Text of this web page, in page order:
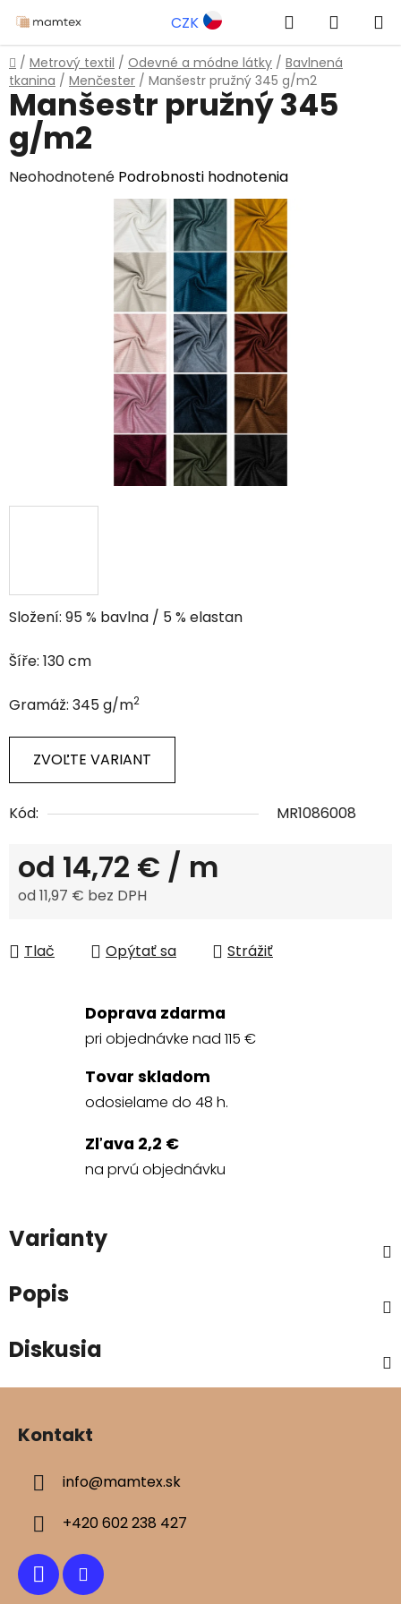
na
obsah
CZK Hľadať
KOŠÍK
Domov
/ Metrový textil / Odevné a módne látky / Bavlnená
tkanina / Menčester / Manšestr pružný 345 g/m2
Složení: 95 % bavlna / 5 % elastan
Šíře: 130 cm
Gramáž: 345 g/m2
ZVOĽTE VARIANT
Kód: MR1086008
od 14,72 € / m
od11,97 € bez DPH
Tlač
Opýtať sa Strážiť
Manšestr pružný 345
g/m2
Priemerné
Neohodnotené Podrobnosti hodnotenia
Doprava zdarma
pri objednávke nad 115 €
Tovar skladom
odosielame do 48 h.
Zľava 2,2 €
na prvú objednávku
Varianty
Popis
Diskusia
Kontakt
info@mamtex.sk
+420 602 238 427